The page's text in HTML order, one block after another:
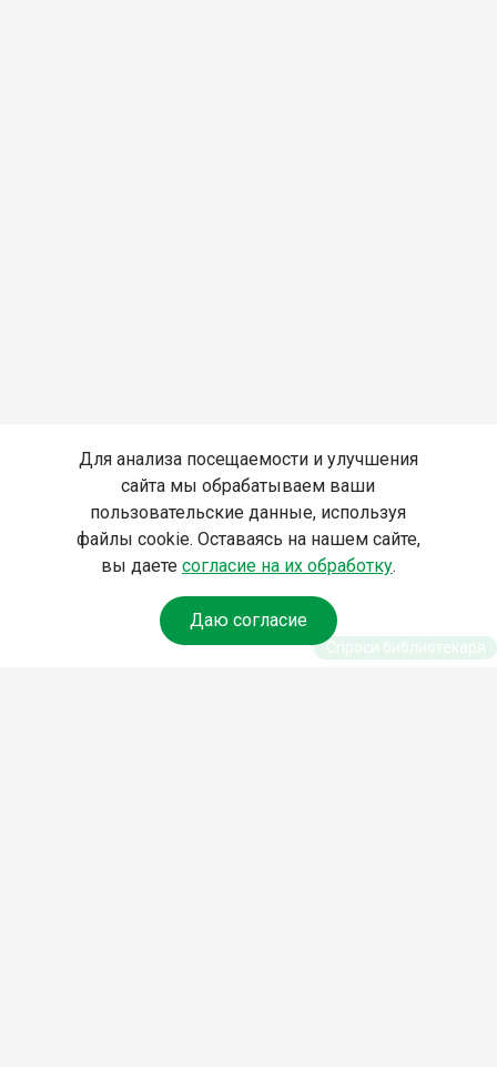
Для анализа посещаемости и улучшения
сайта мы обрабатываем ваши
пользовательские данные, используя
файлы cookie. Оставаясь на нашем сайте,
вы даете согласие на их обработку.
Даю согласие
Спроси библиотекаря